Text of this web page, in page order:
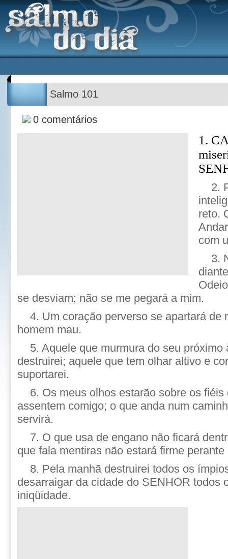
Salmo 101
0 comentários
1.
2.
reto.
com
3.
se desviam; não se me pegará a mim.
4. Um coração perverso se apartará de
homem mau.
5. Aquele que murmura do seu próximo
destruirei; aquele que tem olhar altivo e
suportarei.
6. Os meus olhos estarão sobre os
assentem comigo; o que anda num
servirá.
7. O que usa de engano não ficará
que fala mentiras não estará firme
8. Pela manhã destruirei todos os
desarraigar da cidade do SENHOR todos
iniqüidade.